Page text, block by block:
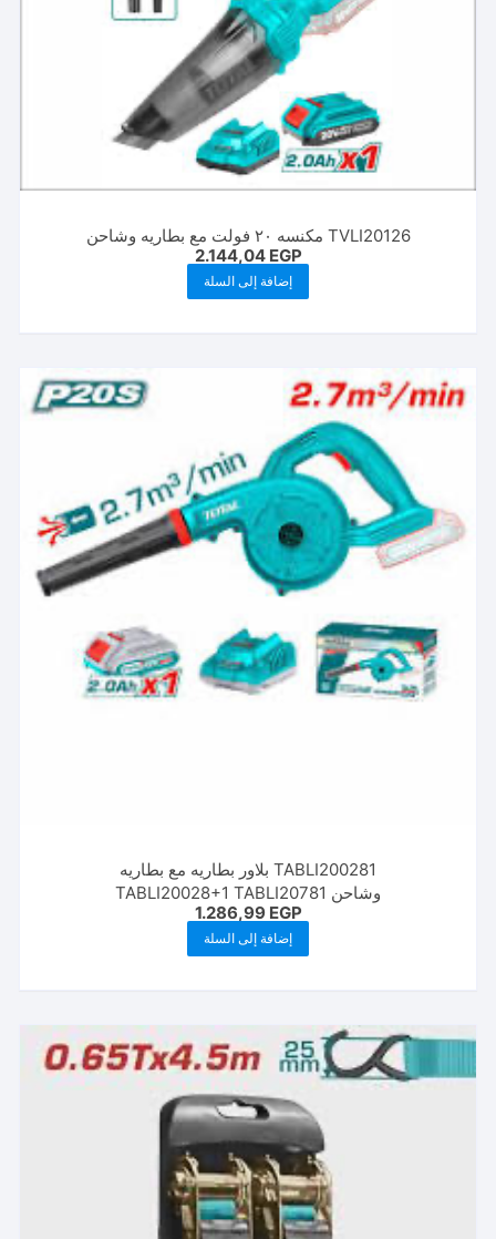
TVLI20126 مكنسه ٢٠ فولت مع بطاريه وشاحن
2.144,04 EGP
إضافة إلى السلة
TABLI200281 بلاور بطاريه مع بطاريه
وشاحن TABLI20028+1 TABLI20781
1.286,99 EGP
إضافة إلى السلة